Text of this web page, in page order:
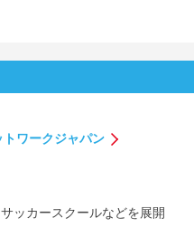
ワークジャパン
ッカースクールなどを展開